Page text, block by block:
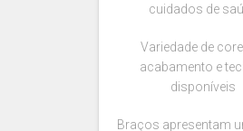
cuidados de
Variedade de
acabamento e
disponíveis
Braços apresentam